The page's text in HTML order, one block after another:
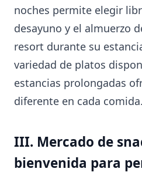
noches permite elegir
desayuno y el almuerzo
resort durante su
variedad de platos
estancias prolongadas
diferente en cada comida.
III. Mercado de
bienvenida para